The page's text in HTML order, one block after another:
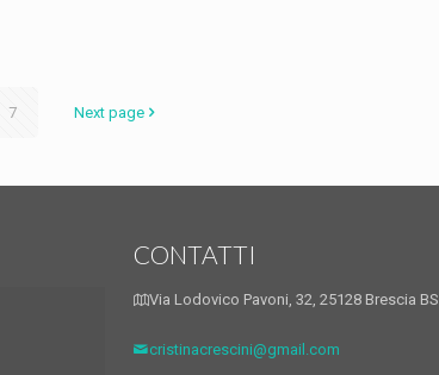
7 Next page
CONTATTI
Via Lodovico Pavoni, 32, 25128 Brescia BS
cristinacrescini@gmail.com